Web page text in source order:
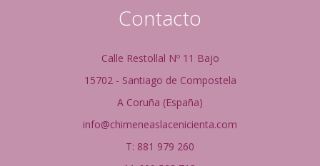
Contacto
Calle Restollal Nº 11 Bajo
15702 - Santiago de Compostela
A Coruña (España)
info@chimeneaslacenicienta.com
T: 881 979 260